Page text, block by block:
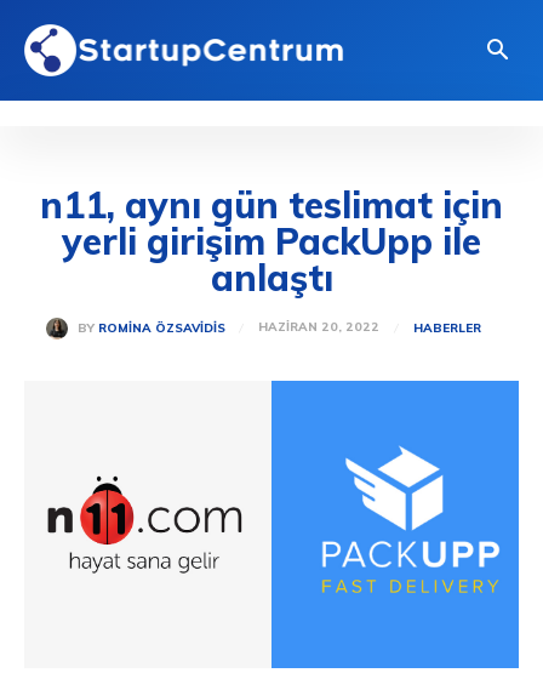
n11, aynı gün teslimat için
yerli girişim PackUpp ile
anlaştı
BY ROMINA ÖZSAVIDIS HAZIRAN 20, 2022 HABERLER